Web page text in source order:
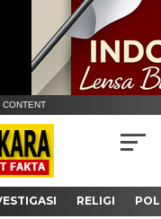
CONTENT
RELIGI